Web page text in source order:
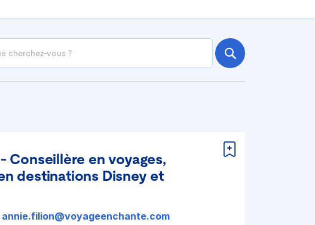
Conseillère en voyages,
destinations Disney et
annie.filion@voyageenchante.com